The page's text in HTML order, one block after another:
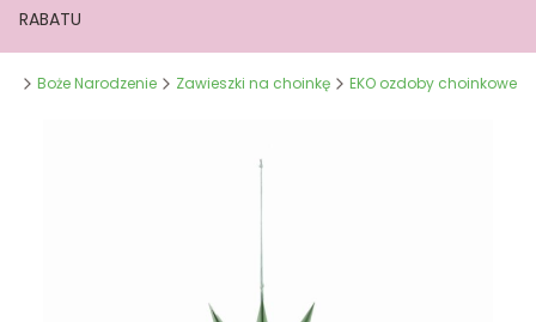
RABATU
Boże Narodzenie Zawieszki na choinkę EKO ozdoby choinkowe